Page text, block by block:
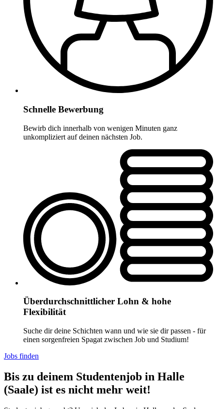
Schnelle Bewerbung
Bewirb dich innerhalb von wenigen Minuten ganz
unkompliziert auf deinen nächsten Job.
Überdurchschnittlicher Lohn & hohe
Flexibilität
Suche dir deine Schichten wann und wie sie dir passen - für
einen sorgenfreien Spagat zwischen Job und Studium!
Jobs finden
Bis zu deinem Studentenjob in Halle
(Saale) ist es nicht mehr weit!